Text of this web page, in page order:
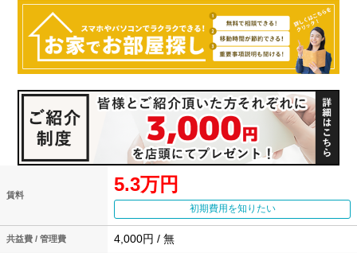
賃料 5.3万円
初期費用を知りたい
共益費 / 管理費 4,000円 / 無